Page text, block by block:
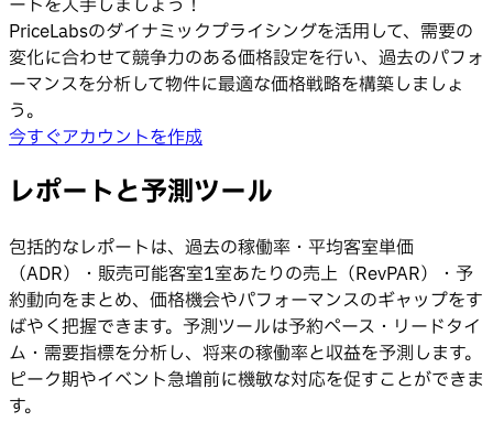
ートを入手しましょう！
PriceLabsのダイナミックプライシングを活用して、需要の
変化に合わせて競争力のある価格設定を行い、過去のパフォ
ーマンスを分析して物件に最適な価格戦略を構築しましょ
う。
今すぐアカウントを作成
レポートと予測ツール
包括的なレポートは、過去の稼働率・平均客室単価
（ADR）・販売可能客室1室あたりの売上（RevPAR）・予
約動向をまとめ、価格機会やパフォーマンスのギャップをす
ばやく把握できます。予測ツールは予約ペース・リードタイ
ム・需要指標を分析し、将来の稼働率と収益を予測します。
ピーク期やイベント急増前に機敏な対応を促すことができま
す。